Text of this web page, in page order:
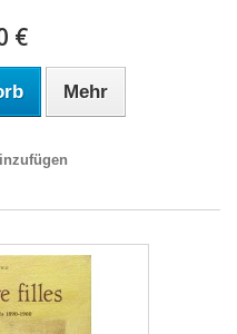
€
Mehr